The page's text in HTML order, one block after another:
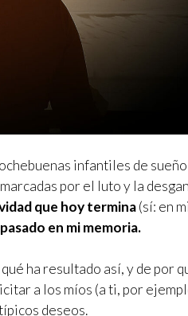
infantiles de sueño
por el luto y la
que hoy termina(sí: en mi
en mi memoria.
ha resultado así, y de por
a los míos (a ti, por
deseos.